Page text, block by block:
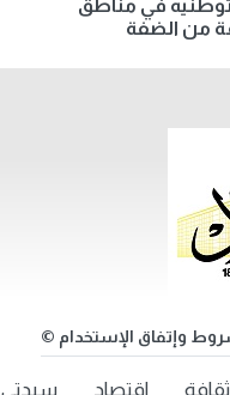
في مناطق
من الضفة
وإتفاق الإستخدام ©
ثقافة اقتصاد سيدتي